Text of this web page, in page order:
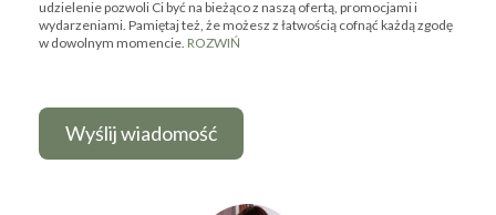
udzielenie pozwoli Ci być na bieżąco z naszą ofertą, promocjami i
wydarzeniami. Pamiętaj też, że możesz z łatwością cofnąć każdą zgodę
w dowolnym momencie. ROZWIŃ